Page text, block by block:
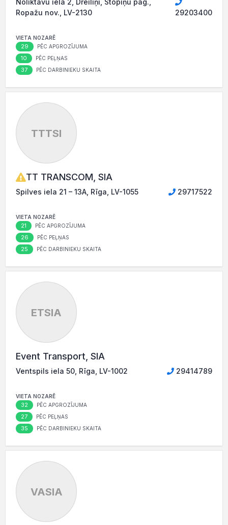
Noliktavu iela 2, Dreiliņi, Stopiņu pag.,
Ropažu nov., LV-2130
29203400
VIETA NOZARĒ
29 PĒC APGROZĪJUMA
10 PĒC PEĻŅAS
37 PĒC DARBINIEKU SKAITA
TTTSI
TT TRANSCOM, SIA
Spilves iela 21 – 13A, Rīga, LV-1055 29717522
VIETA NOZARĒ
21 PĒC APGROZĪJUMA
26 PĒC PEĻŅAS
25 PĒC DARBINIEKU SKAITA
ETSIA
Event Transport, SIA
Ventspils iela 50, Rīga, LV-1002 29414789
VIETA NOZARĒ
32 PĒC APGROZĪJUMA
27 PĒC PEĻŅAS
35 PĒC DARBINIEKU SKAITA
VASIA